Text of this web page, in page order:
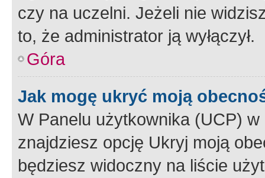
czy na uczelni. Jeżeli nie
to, że administrator ją wyłączył.
Góra
Jak mogę ukryć moją
W Panelu użytkownika (UCP) w
znajdziesz opcję Ukryj moją
będziesz widoczny na liście